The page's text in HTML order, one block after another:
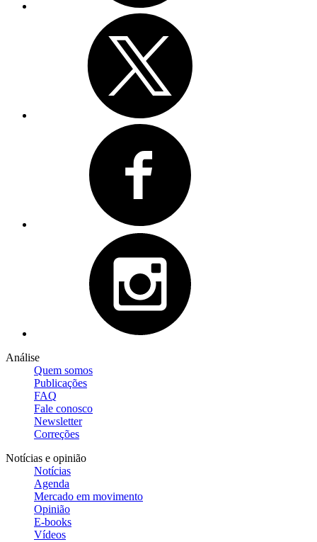
Análise
Quem somos
Publicações
FAQ
Fale conosco
Newsletter
Correções
Notícias e opinião
Notícias
Agenda
Mercado em movimento
Opinião
E-books
Vídeos